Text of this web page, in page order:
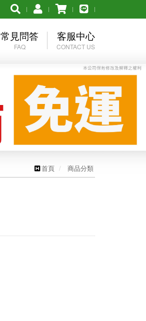
常見問答
FAQ
購物須知
退換貨問題
促銷組合下單流程
客服中心
CONTACT US
產品詢問
聯絡我們
異業結盟
首頁 商品分類